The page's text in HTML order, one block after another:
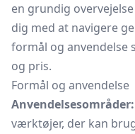
en grundig
dig med at navigere
formål og anvendelse
og pris.
Formål og anvendelse
Anvendelsesområder:
værktøjer, der kan